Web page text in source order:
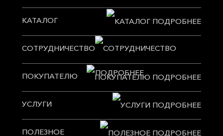
КАТАЛОГ
СОТРУДНИЧЕСТВО
ПОКУПАТЕЛЮ
УСЛУГИ
ПОЛЕЗНОЕ